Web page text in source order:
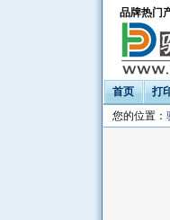
品牌热门
首页 打
您的位置：